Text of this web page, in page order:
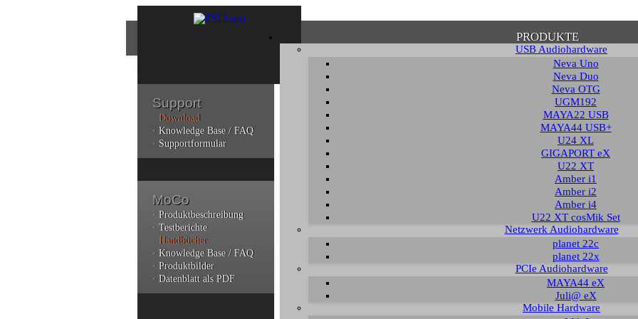
PRODUKTE
USB Audiohardware
Neva Uno
Neva Duo
Neva OTG
UGM192
MAYA22 USB
MAYA44 USB+
U24 XL
GIGAPORT eX
U22 XT
Amber i1
Amber i2
Amber i4
U22 XT cosMik Set
Netzwerk Audiohardware
planet 22c
planet 22x
PCIe Audiohardware
MAYA44 eX
Juli@ eX
Mobile Hardware
Support
· Download
· Knowledge Base / FAQ
· Supportformular
MoCo
· Produktbeschreibung
· Testberichte
· Handbücher
· Knowledge Base / FAQ
· Produktbilder
· Datenblatt als PDF
Bestätigung zum Datenschutz
Bitte beachten Sie, dass einige Funktionen dieser Webseite voraussetzen, dass Sie
deren Inhalt zustimmen. Solange dies nicht erfolgt, wird dieser Hinweis
Sie auch mit der Verwendung von Cookies einverstanden. Auch unabhängig von
durch die weitere Nutzung dieser Webseite, dass nicht personalisierte
anonymisierter Form gespeichert und weiter verarbeitet werden können.
HINWEIS